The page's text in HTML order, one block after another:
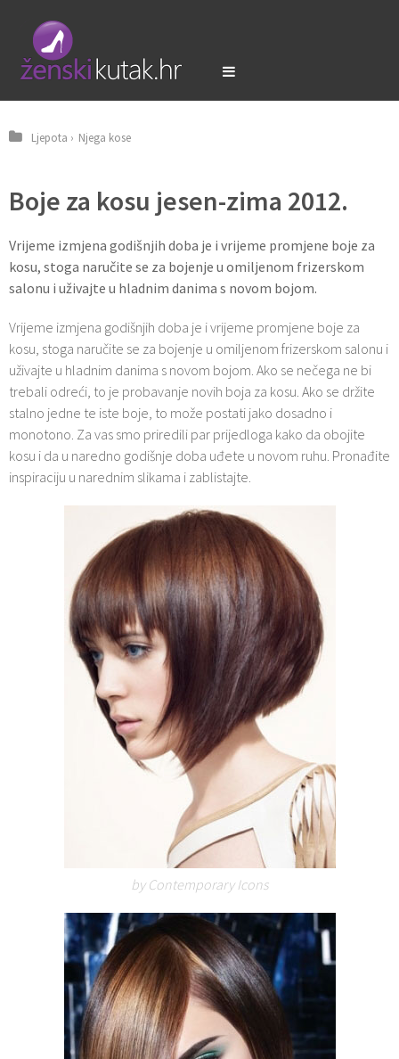
Ljepota › Njega kose
Boje za kosu jesen-zima 2012.
Vrijeme izmjena godišnjih doba je i vrijeme promjene boje za
kosu, stoga naručite se za bojenje u omiljenom frizerskom
salonu i uživajte u hladnim danima s novom bojom.
Vrijeme izmjena godišnjih doba je i vrijeme promjene boje za
kosu, stoga naručite se za bojenje u omiljenom frizerskom salonu i
uživajte u hladnim danima s novom bojom. Ako se nečega ne bi
trebali odreći, to je probavanje novih boja za kosu. Ako se držite
stalno jedne te iste boje, to može postati jako dosadno i
monotono. Za vas smo priredili par prijedloga kako da obojite
kosu i da u naredno godišnje doba uđete u novom ruhu. Pronađite
inspiraciju u narednim slikama i zablistajte.
by Contemporary Icons